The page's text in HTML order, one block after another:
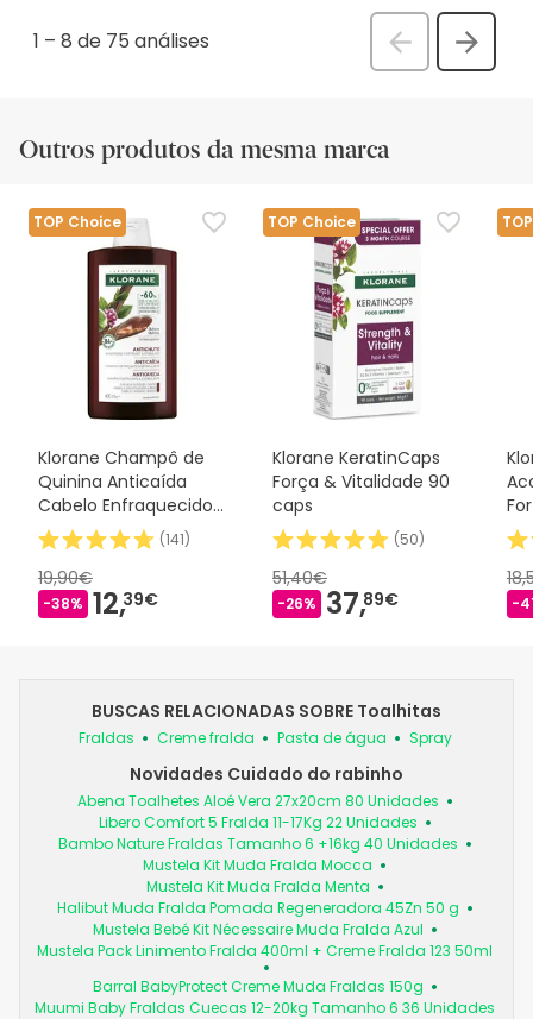
1 – 8 de 75 análises
Anterior
Outros produtos da mesma marca
TOP Choice
Klorane Champô de
Quinina Anticaída
Cabelo Enfraquecido
400 ml
(141)
19,90€
-38% 12,39€
TOP Choice
Klorane KeratinCaps
Força & Vitalidade 90
caps
(50)
51,40€
-26% 37,89€ -
BUSCAS RELACIONADAS SOBRE Toalhitas
Fraldas Creme fralda Pasta de água Spray
Novidades Cuidado do rabinho
Abena Toalhetes Aloé Vera 27x20cm 80 Unidades
Libero Comfort 5 Fralda 11-17Kg 22 Unidades
Bambo Nature Fraldas Tamanho 6 +16kg 40 Unidades
Mustela Kit Muda Fralda Mocca
Mustela Kit Muda Fralda Menta
Halibut Muda Fralda Pomada Regeneradora 45Zn 50 g
Mustela Bebé Kit Nécessaire Muda Fralda Azul
Mustela Pack Linimento Fralda 400ml + Creme Fralda 123 50ml
Barral BabyProtect Creme Muda Fraldas 150g
Muumi Baby Fraldas Cuecas 12-20kg Tamanho 6 36 Unidades